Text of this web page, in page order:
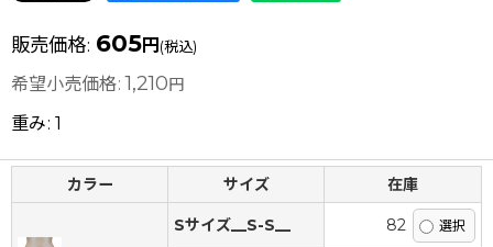
販売価格: 605円 (税込)
希望小売価格: 1,210円
重み: 1
カラー サイズ 在庫
Sサイズ__S-S__ 82